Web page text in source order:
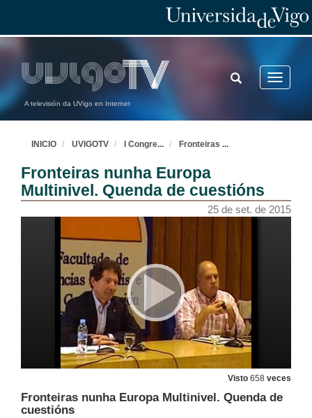
A televisión da UVigo en Internet
Toggle
TOGGLE
SEARCH
INICIO UVIGOTV I Congre... Fronteiras ...
Fronteiras nunha Europa
Multinivel. Quenda de cuestións
25 de set. de 2015
Visto 658 veces
Fronteiras nunha Europa Multinivel. Quenda de
cuestións